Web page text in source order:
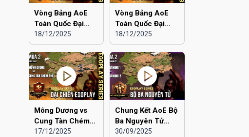
Vòng Bảng AoE
Toàn Quốc Đại
Chiến EGOPLAY
mùa 2 | Liên Quân
Hà Nội vs Hà Đông
18/12/2025
Vòng Bảng AoE
Toàn Quốc Đại
Chiến EGOPLAY
mùa 2 | Liên Quân
Hà Nội vs Hải
Dương
18/12/2025
Mông Dương vs
Cung Tàn Chém
Phế | Vòng Bảng
17/12/2025
Chung Kết AoE Bộ
Ba Nguyên Tử
mùa 2 | Viu 2 vs
30/09/2025